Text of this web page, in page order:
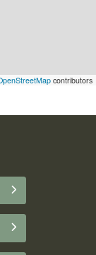
contributors